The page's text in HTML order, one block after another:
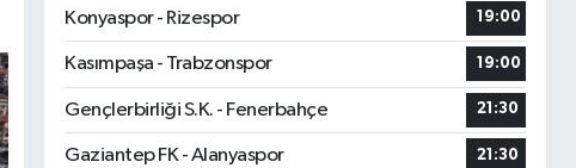
Konyaspor - Rizespor
19:00
Kasımpaşa - Trabzonspor 19:00
Gençlerbirliği S.K. - Fenerbahçe 21:30
Gaziantep FK - Alanyaspor 21:30